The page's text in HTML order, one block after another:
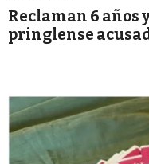
Reclaman 6 años
pringlense